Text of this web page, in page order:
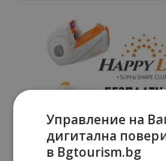
Управление на
дигитална
в Bgtourism.bg